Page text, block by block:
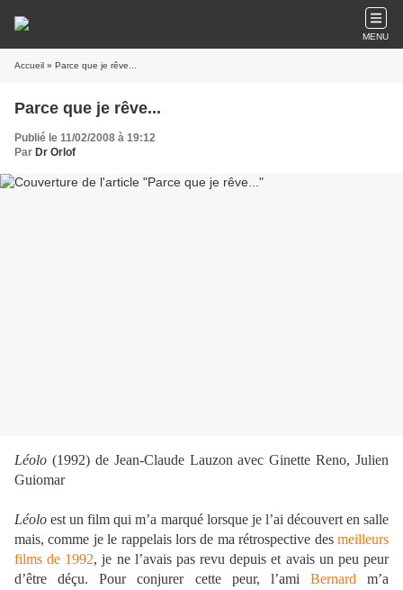
MENU
Accueil » Parce que je rêve...
Parce que je rêve...
Publié le 11/02/2008 à 19:12
Par Dr Orlof
Léolo (1992) de Jean-Claude Lauzon avec Ginette Reno, Julien
Guiomar
Léolo est un film qui m’a marqué lorsque je l’ai découvert en salle
mais, comme je le rappelais lors de ma rétrospective des meilleurs
films de 1992, je ne l’avais pas revu depuis et avais un peu peur
d’être déçu. Pour conjurer cette peur, l’ami Bernard m’a